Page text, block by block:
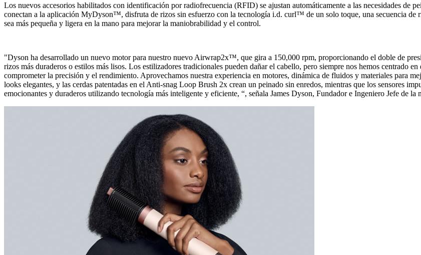
Los nuevos accesorios habilitados con identificación por radiofrecuencia (RFID) se ajustan automáticamente a las necesidades de
conectan a la aplicación MyDyson™, disfruta de rizos sin esfuerzo con la tecnología i.d. curl™ de un solo toque, una secuencia
sea más pequeña y ligera en la mano para mejorar la maniobrabilidad y el control.
"Dyson ha desarrollado un nuevo motor para nuestro nuevo Airwrap2x™, que gira a 150,000 rpm, proporcionando el doble de
rizos más duraderos o estilos más lisos. Los estilizadores tradicionales pueden dañar el cabello, pero siempre nos hemos centrado
comprometer la precisión y el rendimiento. Aprovechamos nuestra experiencia en motores, dinámica de fluidos y materiales para
looks elegantes, y las cerdas patentadas en el Anti-snag Loop Brush 2x crean un peinado sin enredos, mientras que los sensores
emocionantes y duraderos utilizando tecnología más inteligente y eficiente, “, señala James Dyson, Fundador e Ingeniero Jefe de la